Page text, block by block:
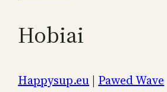
Hobiai
Happysup.eu | Pawed Wave